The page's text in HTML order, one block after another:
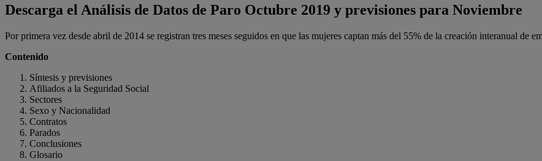
Descarga el Análisis de Datos de Paro Octubre 2019 y previsiones para Noviembre
Por primera vez desde abril de 2014 se registran tres meses seguidos en que las mujeres captan más del 55% de la creación interanual de
Contenido
Síntesis y previsiones
Afiliados a la Seguridad Social
Sectores
Sexo y Nacionalidad
Contratos
Parados
Conclusiones
Glosario